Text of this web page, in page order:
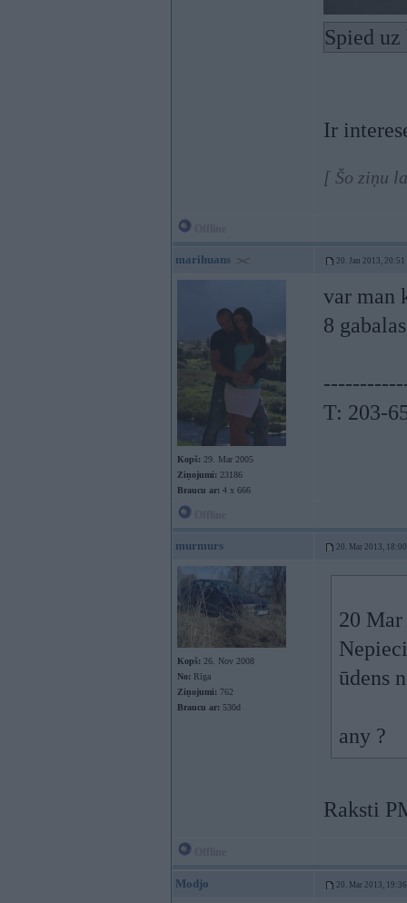
Spied
Ir
[ Šo ziņu
marihuans 20. Jan 2013, 20:51
Kopš: 29. Mar 2005
Ziņojumi: 23186
Braucu ar: 4 x 666
var man
8
T: 203-
murmurs 20. Mar 2013, 18:00
Kopš: 26. Nov 2008
No: Rīga
Ziņojumi: 762
Braucu ar: 530d
20
ūdens
any ?
Raksti
Modjo 20. Mar 2013, 19:36